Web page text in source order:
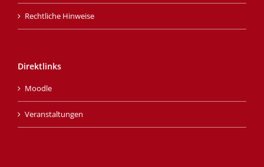
Rechtliche Hinweise
Direktlinks
Moodle
Veranstaltungen